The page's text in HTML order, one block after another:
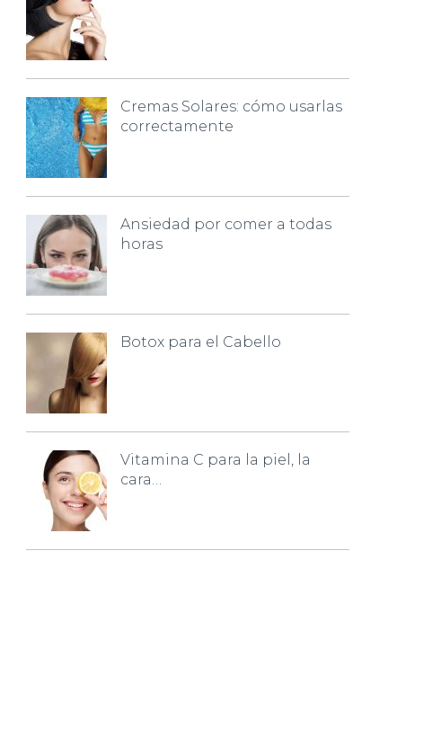
Cremas Solares: cómo usarlas
correctamente
Ansiedad por comer a todas
horas
Botox para el Cabello
Vitamina C para la piel, la
cara…